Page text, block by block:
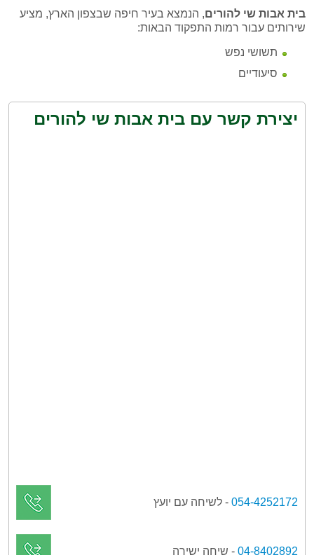
בית אבות שי להורים, הנמצא בעיר חיפה שבצפון הארץ, מציע
שירותים עבור רמות התפקוד הבאות:
תשושי נפש
סיעודיים
יצירת קשר עם בית אבות שי להורים
054-4252172 - לשיחה עם יועץ
04-8402892 - שיחה ישירה